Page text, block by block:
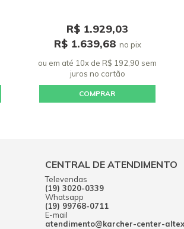
R$ 1.929,03
R$ 1.639,68 no pix
ou em até 10x de R$ 192,90 sem
juros no cartão
COMPRAR
CENTRAL DE ATENDIMENTO
Televendas
(19) 3020-0339
Whatsapp
(19) 99768-0711
E-mail
atendimento@karcher-center-